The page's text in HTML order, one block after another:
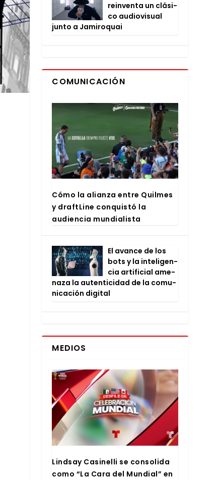
rein­ven­ta un clá­si­
co audio­vi­sual
jun­to a Jami­ro­quai
COMUNICACIÓN
Cómo la alian­za entre Quil­mes
y draftLi­ne con­quis­tó la
audien­cia mun­dia­lis­ta
El avan­ce de los
bots y la inte­li­gen­
cia arti­fi­cial ame­
na­za la auten­ti­ci­dad de la comu­
ni­ca­ción digi­tal
MEDIOS
Lind­say Casi­ne­lli se con­so­li­da
como “La Cara del Mun­dial” en